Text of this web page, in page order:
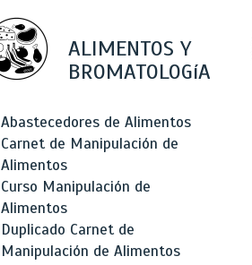
ALIMENTOS Y
BROMATOLOGíA
Abastecedores de Alimentos
Carnet de Manipulación de
Alimentos
Curso Manipulación de
Alimentos
Duplicado Carnet de
Manipulación de Alimentos